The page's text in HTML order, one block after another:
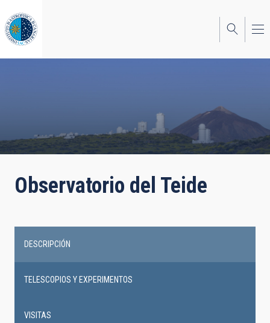
al
contenido
principal
Observatorio del Teide
navigation
DESCRIPCIÓN
TELESCOPIOS Y EXPERIMENTOS
VISITAS